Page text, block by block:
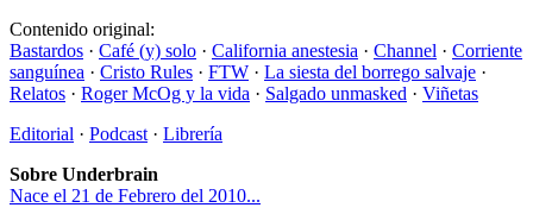
Contenido original:
Bastardos · Café (y) solo · California anestesia · Channel · Corriente
sanguínea · Cristo Rules · FTW · La siesta del borrego salvaje ·
Relatos · Roger McOg y la vida · Salgado unmasked · Viñetas
Editorial · Podcast · Librería
Sobre Underbrain
Nace el 21 de Febrero del 2010...